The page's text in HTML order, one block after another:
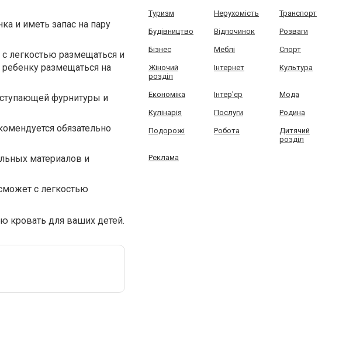
и иметь запас на пару
легкостью размещаться и
размещаться на
фурнитуры и
обязательно
материалов и
с легкостью
кровать для ваших детей.
Туризм Нерухомість Транспорт
Будівництво Відпочинок Розваги
Бізнес Меблі Спорт
Жіночий
розділ
Інтернет Культура
Економіка Інтер'єр Мода
Кулінарія Послуги Родина
Подорожі Робота
Дитячий
розділ
Реклама